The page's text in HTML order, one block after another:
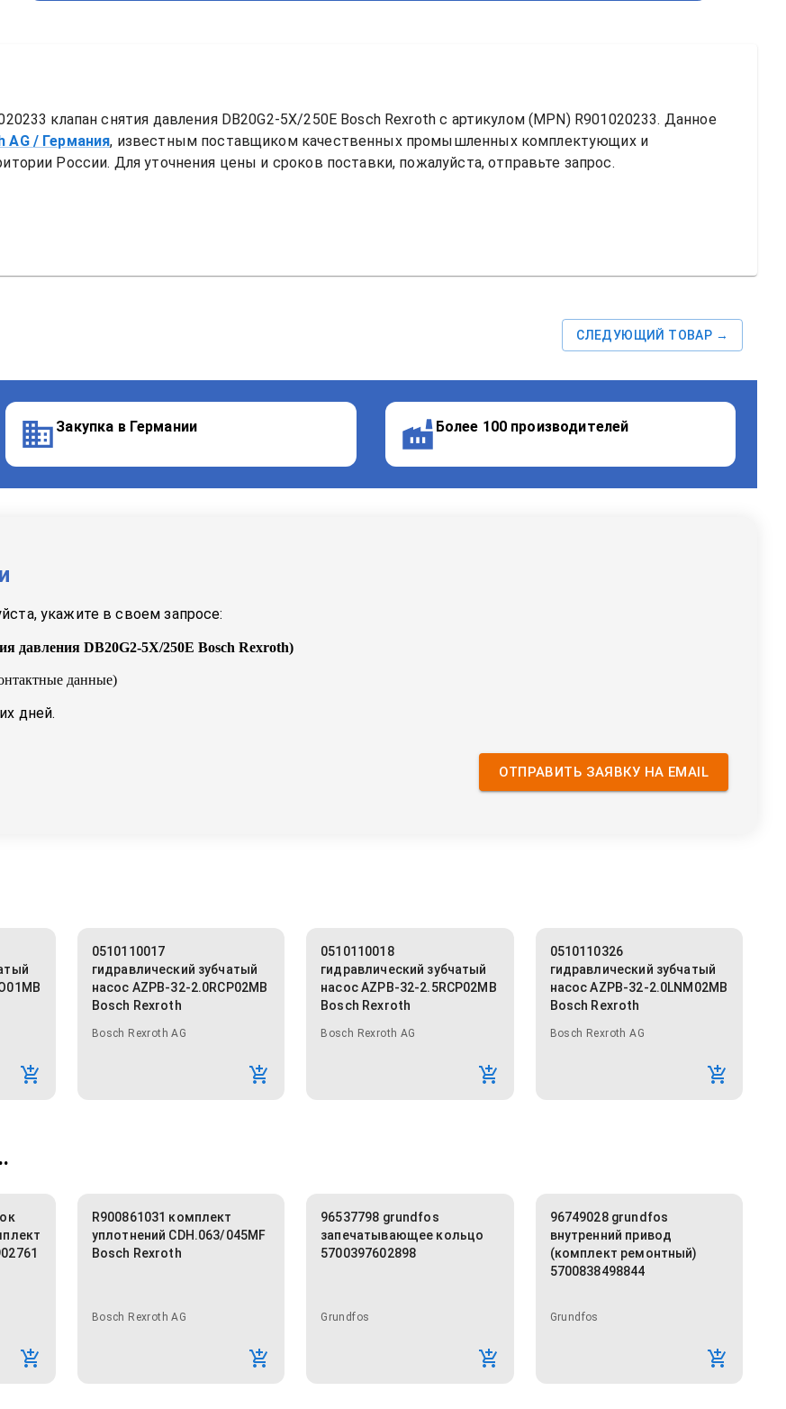
клапан снятия давления DB20G2-5X/250E Bosch Rexroth с артикулом (MPN) R901020233. Данное
AG / Германия, известным поставщиком качественных промышленных комплектующих и
России. Для уточнения цены и сроков поставки, пожалуйста, отправьте запрос.
СЛЕДУЮЩИЙ ТОВАР →
Закупка в Германии Более 100 производителей
укажите в своем запросе:
давления DB20G2-5X/250E Bosch Rexroth)
данные)
дней.
ОТПРАВИТЬ ЗАЯВКУ НА EMAIL
0510110017
гидравлический зубчатый
насос AZPB-32-2.0RCP02MB
Bosch Rexroth
Bosch Rexroth AG
0510110018
гидравлический зубчатый
насос AZPB-32-2.5RCP02MB
Bosch Rexroth
Bosch Rexroth AG
0510110326
гидравлический зубчатый
насос AZPB-32-2.0LNM02MB
Bosch Rexroth
Bosch Rexroth AG
R900861031 комплект
уплотнений CDH.063/045MF
Bosch Rexroth
Bosch Rexroth AG
96537798 grundfos
запечатывающее кольцо
5700397602898
Grundfos
96749028 grundfos
внутренний привод
(комплект ремонтный)
5700838498844
Grundfos